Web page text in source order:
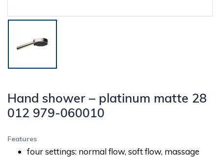
Hand shower – platinum matte 28
012 979-060010
Features
four settings: normal flow, soft flow, massage